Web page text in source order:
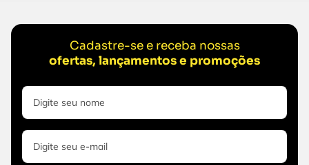
Cadastre-se e receba nossas
ofertas, lançamentos e promoções